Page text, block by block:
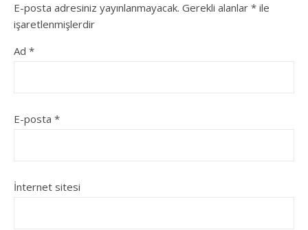
E-posta adresiniz yayınlanmayacak. Gerekli alanlar * ile
işaretlenmişlerdir
Ad *
E-posta *
İnternet sitesi